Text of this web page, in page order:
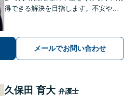
得できる解決を目指します。不安や疑
事件／何でも遠慮せずご相談ください
【初回面談無料（30分まで）】
メールでお問い合わせ
久保田 育大 弁護士